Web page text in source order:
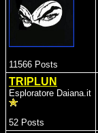
11566 Posts
TRIPLUN
Esploratore Daiana.it
52 Posts